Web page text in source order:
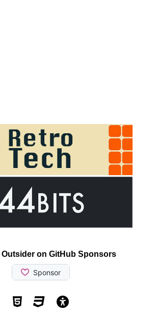
on GitHub Sponsors
Valid HTML5
Valid CSS
WCAG 2.1 AA